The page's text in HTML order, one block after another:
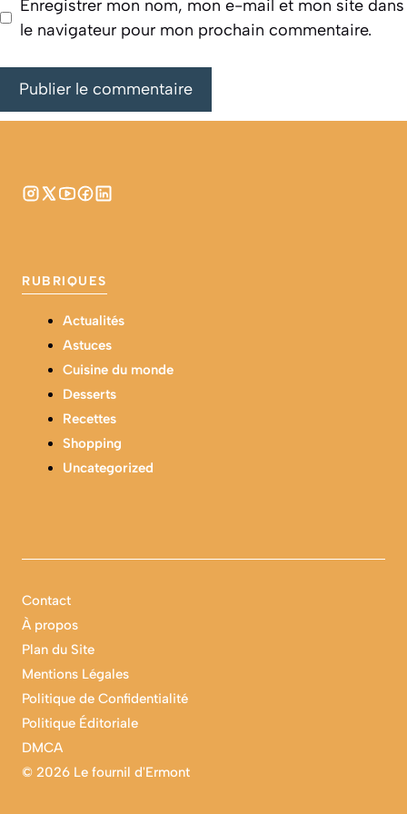
Enregistrer mon nom, mon e-mail et mon site dans
le navigateur pour mon prochain commentaire.
RUBRIQUES
Actualités
Astuces
Cuisine du monde
Desserts
Recettes
Shopping
Uncategorized
© 2026 Le fournil d'Ermont
Contact
À propos
Plan du Site
Mentions Légales
Politique de Confidentialité
Politique Éditoriale
DMCA